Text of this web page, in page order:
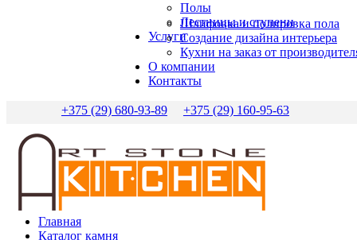
Полы
Лестницы и ступени
Услуги
Шлифовка и полировка пола
Создание дизайна интерьера
Кухни на заказ от
О компании
Контакты
+375 (29) 680-93-89 +375 (29) 160-95-63
Главная
Каталог камня